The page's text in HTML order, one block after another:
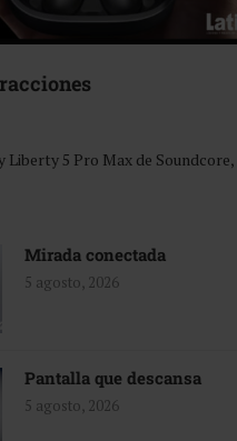
Liberty 5 Pro Max de
Mirada conectada
5 agosto, 2026
Pantalla que descansa
5 agosto, 2026